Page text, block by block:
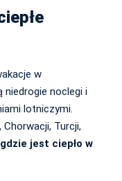
w
niedrogie noclegi i
lotniczymi.
Turcji,
gdzie jest ciepło w